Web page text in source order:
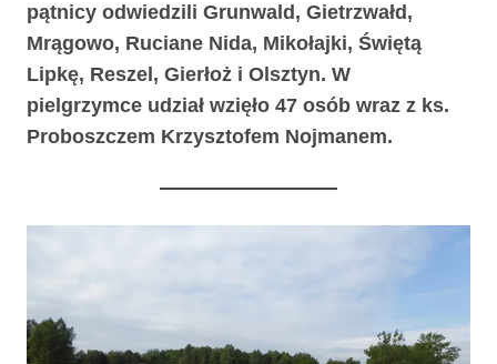
pątnicy odwiedzili Grunwald, Gietrzwałd,
Mrągowo, Ruciane Nida, Mikołajki, Świętą
Lipkę, Reszel, Gierłoż i Olsztyn. W
pielgrzymce udział wzięło 47 osób wraz z ks.
Proboszczem Krzysztofem Nojmanem.